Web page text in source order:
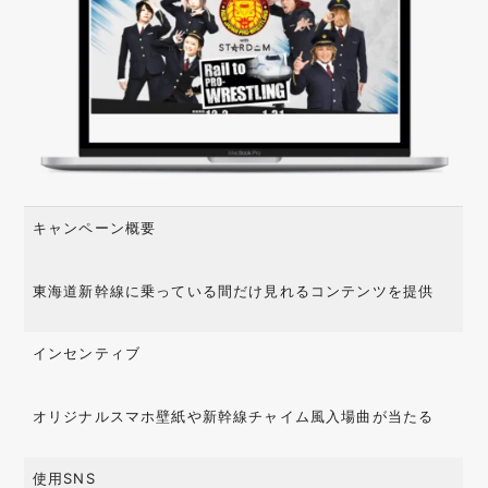
キャンペーン概要
東海道新幹線に乗っている間だけ見れるコンテンツを提供
インセンティブ
オリジナルスマホ壁紙や新幹線チャイム風入場曲が当たる
使用SNS